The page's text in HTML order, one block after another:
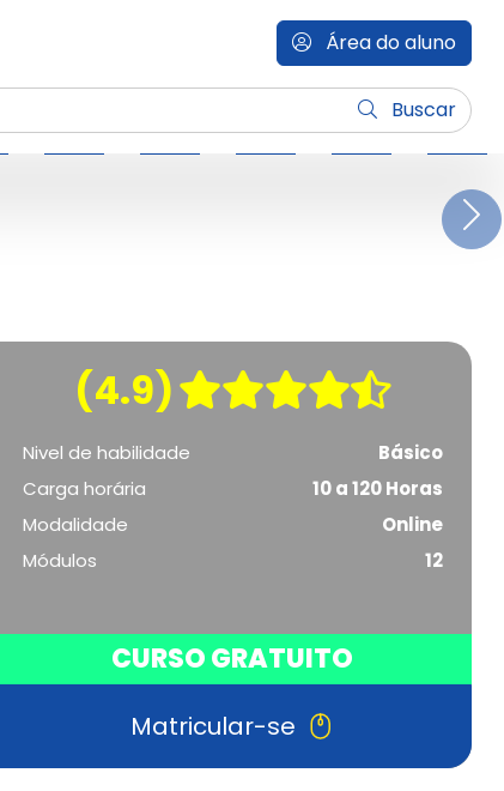
Área do aluno
Buscar
(4.9)
Nivel de habilidade
Básico
Carga horária
10 a 120 Horas
Modalidade
Online
Módulos
12
CURSO GRATUITO
Matricular-se